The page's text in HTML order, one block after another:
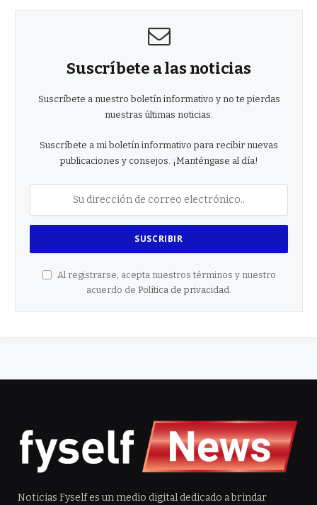
Suscríbete a las noticias
Suscríbete a nuestro boletín informativo y no te pierdas
nuestras últimas noticias.
Suscríbete a mi boletín informativo para recibir nuevas
publicaciones y consejos. ¡Manténgase al día!
Al registrarse, acepta nuestros términos y nuestro
acuerdo de Política de privacidad
Noticias Fyself es un medio digital dedicado a brindar